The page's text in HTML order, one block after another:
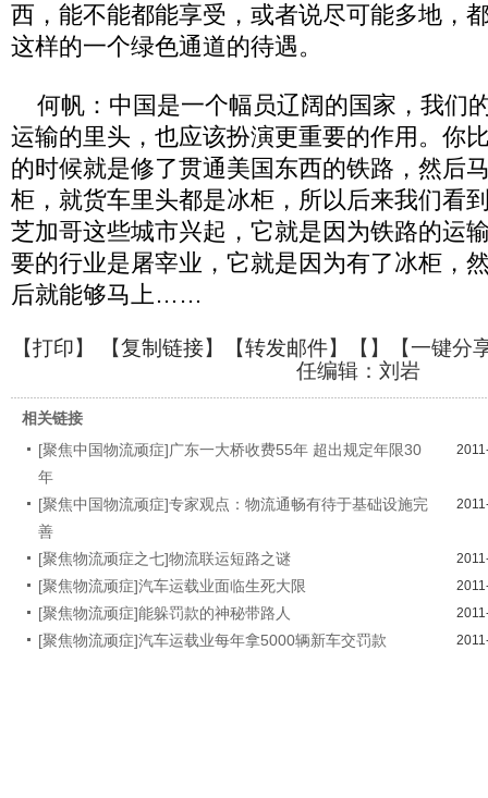
西，能不能都能享受，或者说尽可能多地，
这样的一个绿色通道的待遇。
何帆：中国是一个幅员辽阔的国家，我们
运输的里头，也应该扮演更重要的作用。你
的时候就是修了贯通美国东西的铁路，然后
柜，就货车里头都是冰柜，所以后来我们看
芝加哥这些城市兴起，它就是因为铁路的运
要的行业是屠宰业，它就是因为有了冰柜，
后就能够马上……
【打印】 【复制链接】【转发邮件】【 】
【一键分
任编辑：刘岩
相关链接
[聚焦中国物流顽症]广东一大桥收费55年 超出规定年限30
年
[聚焦中国物流顽症]专家观点：物流通畅有待于基础设施完
善
[聚焦物流顽症之七]物流联运短路之谜
[聚焦物流顽症]汽车运载业面临生死大限
[聚焦物流顽症]能躲罚款的神秘带路人
[聚焦物流顽症]汽车运载业每年拿5000辆新车交罚款